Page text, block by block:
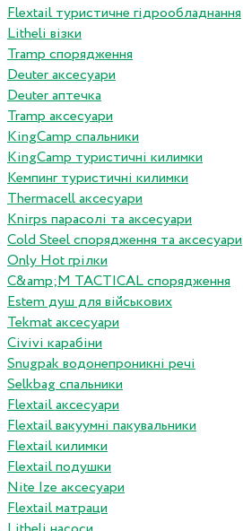
Flextail туристичне гідрообладнання
Litheli візки
Tramp спорядження
Deuter аксесуари
Deuter аптечка
Tramp аксесуари
KingCamp спальники
KingCamp туристичні килимки
Кемпинг туристичні килимки
Thermacell аксесуари
Knirps парасолі та аксесуари
Cold Steel спорядження та аксесуари
Only Hot грілки
C&amp;M TACTICAL спорядження
Estem душ для військових
Tekmat аксесуари
Сivivi карабіни
Snugpak водонепроникні речі
Selkbag спальники
Flextail аксесуари
Flextail вакуумні пакувальники
Flextail килимки
Flextail подушки
Nite Ize аксесуари
Flextail матраци